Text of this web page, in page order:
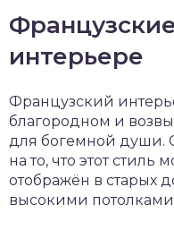
интерьере
Французский
благородном и
для богемной души.
на то, что этот стиль
отображён в старых
высокими